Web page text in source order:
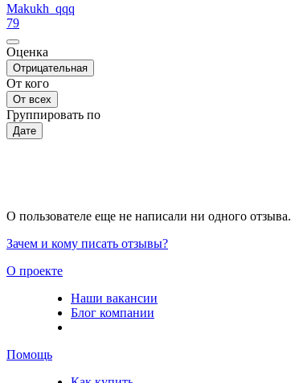
Makukh_qqq
79
Оценка
Отрицательная
От кого
От всех
Группировать по
Дате
О пользователе еще не написали ни одного отзыва.
Зачем и кому писать отзывы?
О проекте
Наши вакансии
Блог компании
Помощь